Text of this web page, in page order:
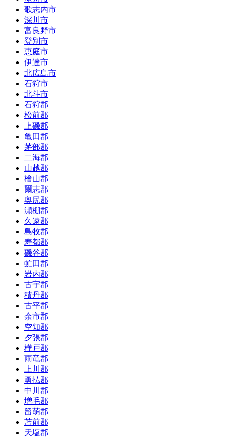
歌志内市
深川市
富良野市
登別市
恵庭市
伊達市
北広島市
石狩市
北斗市
石狩郡
松前郡
上磯郡
亀田郡
茅部郡
二海郡
山越郡
檜山郡
爾志郡
奥尻郡
瀬棚郡
久遠郡
島牧郡
寿都郡
磯谷郡
虻田郡
岩内郡
古宇郡
積丹郡
古平郡
余市郡
空知郡
夕張郡
樺戸郡
雨竜郡
上川郡
勇払郡
中川郡
増毛郡
留萌郡
苫前郡
天塩郡